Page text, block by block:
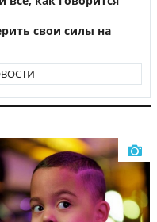
свои силы на